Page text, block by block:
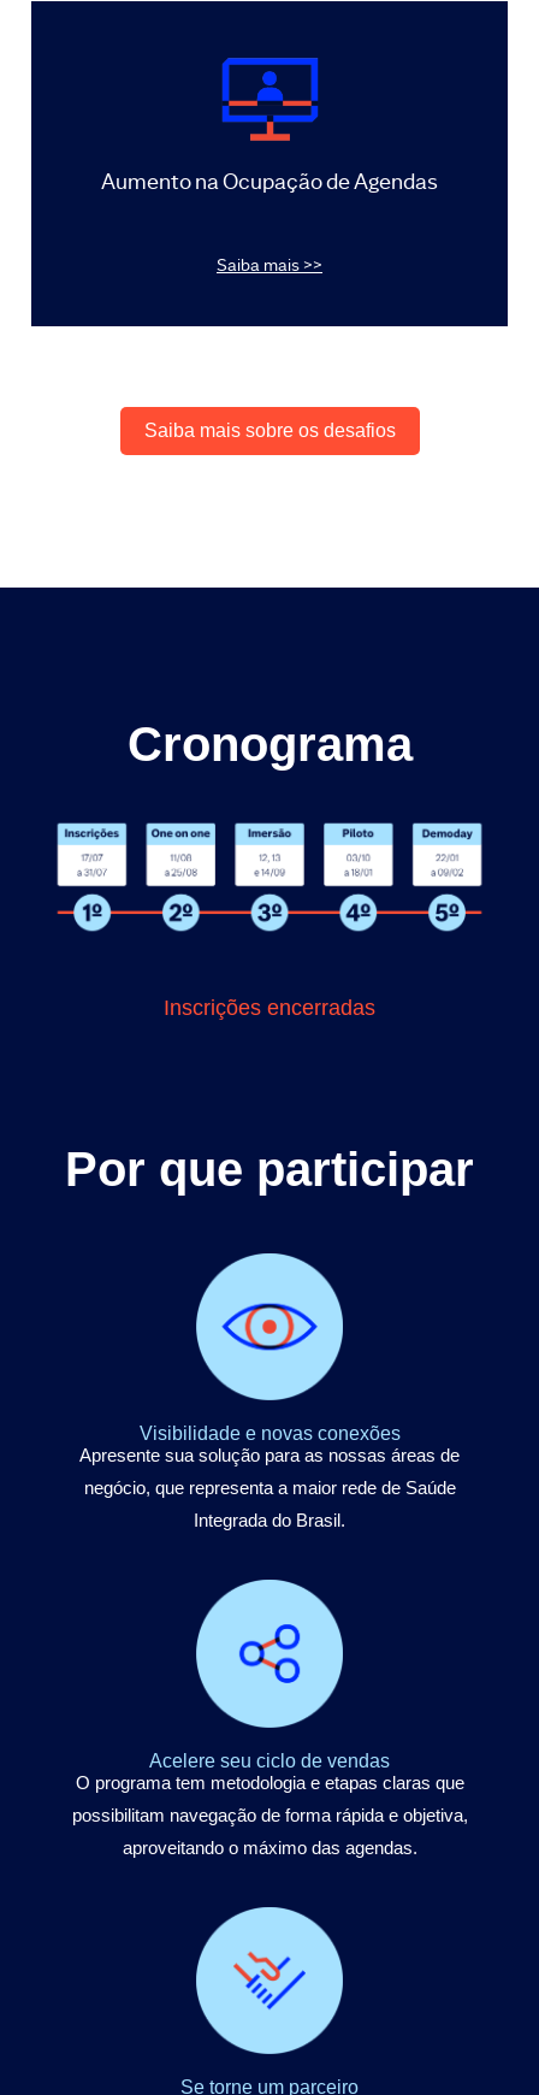
Aumento na Ocupação de Agendas
Saiba mais >>
Saiba mais sobre os desafios
Cronograma
Inscrições encerradas
Por que participar
Visibilidade e novas conexões
Apresente sua solução para as nossas áreas de
negócio, que representa a maior rede de Saúde
Integrada do Brasil.
Acelere seu ciclo de vendas
O programa tem metodologia e etapas claras que
possibilitam navegação de forma rápida e objetiva,
aproveitando o máximo das agendas.
Se torne um parceiro